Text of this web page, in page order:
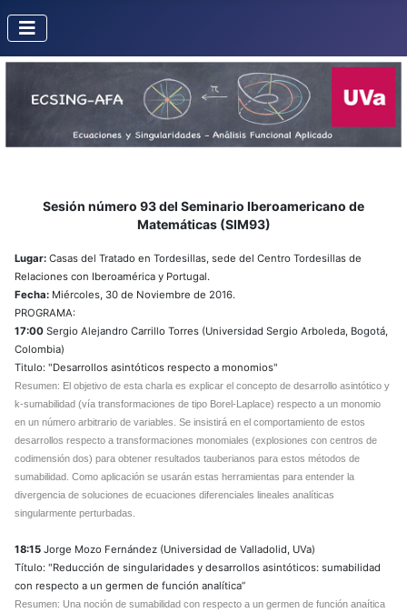
Sesión número 93 del Seminario Iberoamericano de
Matemáticas (SIM93)
Lugar: Casas del Tratado en Tordesillas, sede del Centro Tordesillas de
Relaciones con Iberoamérica y Portugal.
Fecha: Miércoles, 30 de Noviembre de 2016.
PROGRAMA:
17:00 Sergio Alejandro Carrillo Torres (Universidad Sergio Arboleda, Bogotá,
Colombia)
Titulo: "Desarrollos asintóticos respecto a monomios"
Resumen: El objetivo de esta charla es explicar el concepto de desarrollo asintótico y
k-sumabilidad (vía transformaciones de tipo Borel-Laplace) respecto a un monomio
en un número arbitrario de variables. Se insistirá en el comportamiento de estos
desarrollos respecto a transformaciones monomiales (explosiones con centros de
codimensión dos) para obtener resultados tauberianos para estos métodos de
sumabilidad. Como aplicación se usarán estas herramientas para entender la
divergencia de soluciones de ecuaciones diferenciales lineales analíticas
singularmente perturbadas.
18:15 Jorge Mozo Fernández (Universidad de Valladolid, UVa)
Título: "Reducción de singularidades y desarrollos asintóticos: sumabilidad
con respecto a un germen de función analítica”
Resumen: Una noción de sumabilidad con respecto a un germen de función anaítica